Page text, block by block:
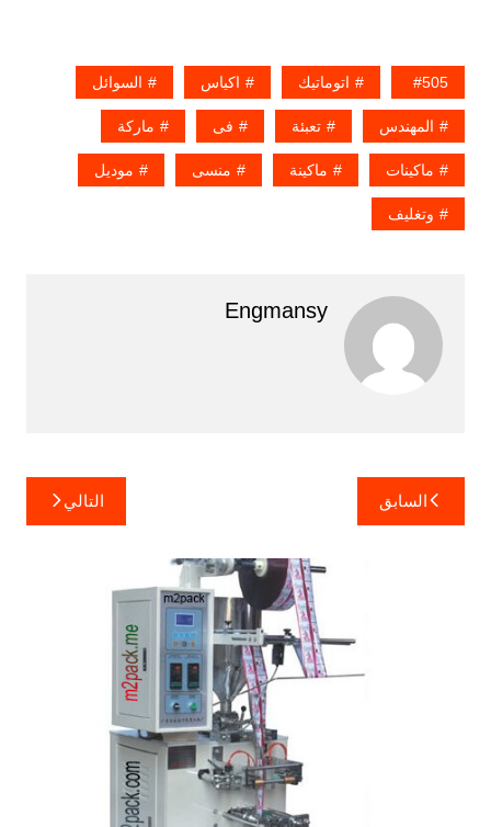
505 اتوماتيك اكياس السوائل
المهندس تعبئة فى ماركة
ماكينات ماكينة منسى موديل
وتغليف
Engmansy
تصفّح
المقالات
السابق التالي